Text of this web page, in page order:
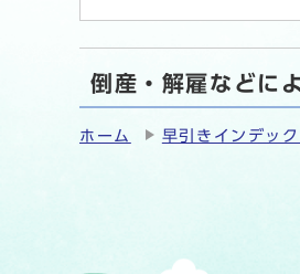
倒産・解雇などに
ホーム 早引きインデック